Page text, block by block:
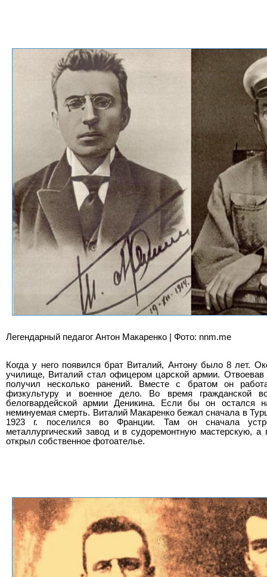
Легендарный педагог Антон Макаренко | Фото: nnm.me
Когда у него появился брат Виталий, Антону было 8 лет.
училище, Виталий стал офицером царской армии.
получил несколько ранений. Вместе с братом он
физкультуру и военное дело. Во время гражданской
белогвардейской армии Деникина. Если бы он остался
неминуемая смерть. Виталий Макаренко бежал сначала в
1923 г. поселился во Франции. Там он сначала
металлургический завод и в судоремонтную мастерскую,
открыл собственное фотоателье.